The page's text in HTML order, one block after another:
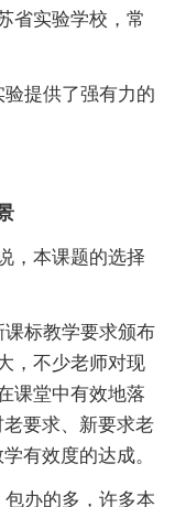
省实验学校，常
提供了强有力的
，本课题的选择
课标教学要求颁布
，不少老师对现
课堂中有效地落
要求、新要求老
有效度的达成。
包办的多，许多本